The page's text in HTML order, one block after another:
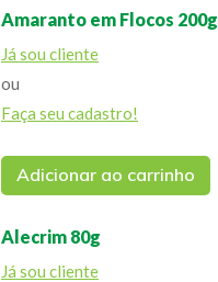
Amaranto em Flocos 200g
Já sou cliente
ou
Faça seu cadastro!
Adicionar ao carrinho
Alecrim 80g
Já sou cliente